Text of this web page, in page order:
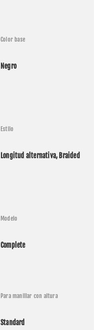
Color base
Negro
Estilo
Longitud alternativa, Braided
Modelo
Complete
Para manillar con altura
Standard